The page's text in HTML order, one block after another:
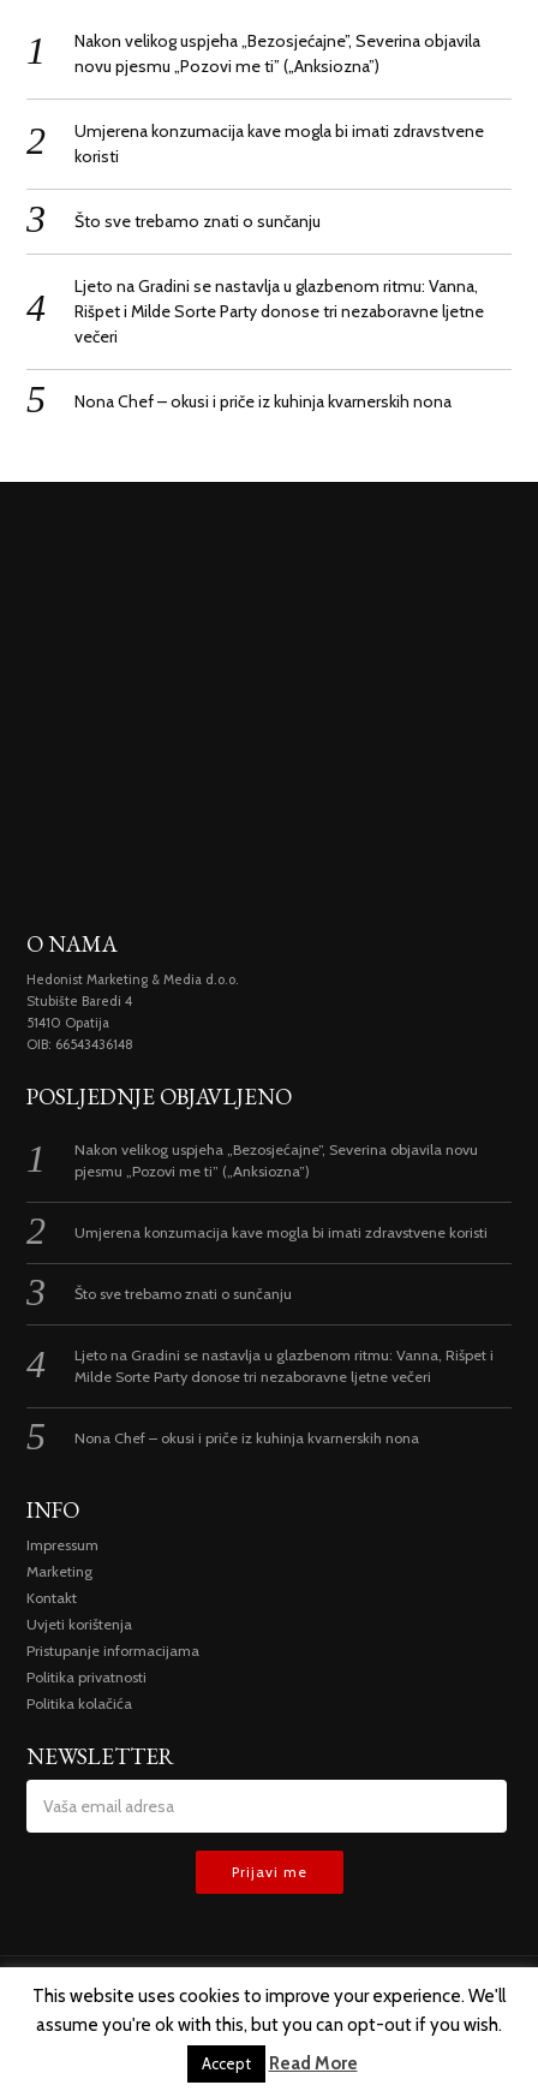
Nakon velikog uspjeha „Bezosjećajne”, Severina objavila
novu pjesmu „Pozovi me ti” („Anksiozna”)
Umjerena konzumacija kave mogla bi imati zdravstvene
koristi
Što sve trebamo znati o sunčanju
Ljeto na Gradini se nastavlja u glazbenom ritmu: Vanna,
Rišpet i Milde Sorte Party donose tri nezaboravne ljetne
večeri
Nona Chef – okusi i priče iz kuhinja kvarnerskih nona
O NAMA
Hedonist Marketing & Media d.o.o.
Stubište Baredi 4
51410 Opatija
OIB: 66543436148
POSLJEDNJE OBJAVLJENO
Nakon velikog uspjeha „Bezosjećajne”, Severina objavila novu
pjesmu „Pozovi me ti” („Anksiozna”)
Umjerena konzumacija kave mogla bi imati zdravstvene koristi
Što sve trebamo znati o sunčanju
Ljeto na Gradini se nastavlja u glazbenom ritmu: Vanna, Rišpet i
Milde Sorte Party donose tri nezaboravne ljetne večeri
Nona Chef – okusi i priče iz kuhinja kvarnerskih nona
INFO
Impressum
Marketing
Kontakt
Uvjeti korištenja
Pristupanje informacijama
Politika privatnosti
Politika kolačića
NEWSLETTER
SVA PRAVA ZADRŽANA @ 2019 TREMESIS D.O.O.
This website uses cookies to improve your experience. We'll
assume you're ok with this, but you can opt-out if you wish.
Accept Read More